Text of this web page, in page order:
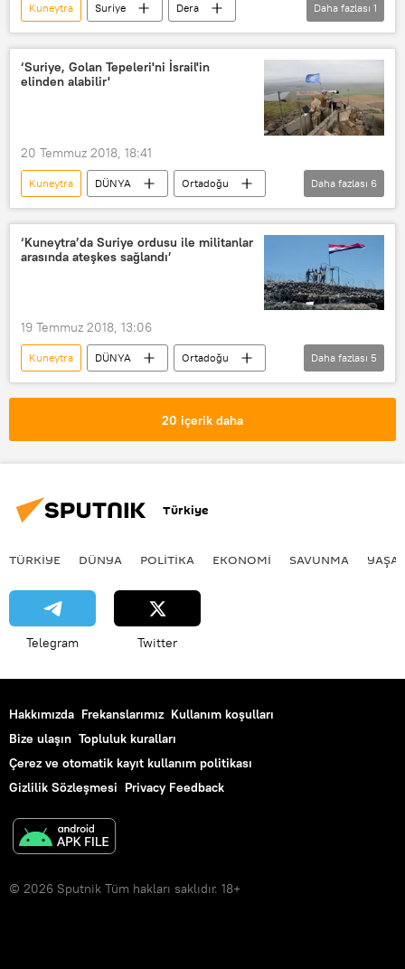
Kuneytra Suriye
Dera
VİDEO
Daha fazlası 1
‘Suriye, Golan Tepeleri'ni İsrail'in
elinden alabilir'
20 Temmuz 2018, 18:41
Kuneytra DÜNYA
Ortadoğu
SAVUNMA
Haberler
POLİTİKA
Suriye
Golan Tepeleri
Daha fazlası 6
‘Kuneytra’da Suriye ordusu ile militanlar
arasında ateşkes sağlandı’
19 Temmuz 2018, 13:06
Kuneytra DÜNYA
Ortadoğu
Haberler
POLİTİKA
Suriye
Daha fazlası 5
20 içerik daha
Türkiye
TÜRKIYE DÜNYA POLİTİKA EKONOMİ SAVUNMA
Telegram Twitter
Hakkımızda Frekanslarımız Kullanım koşulları
Bize ulaşın Topluluk kuralları
Çerez ve otomatik kayıt kullanım politikası
Gizlilik Sözleşmesi Privacy Feedback
© 2026 Sputnik Tüm hakları saklıdır. 18+